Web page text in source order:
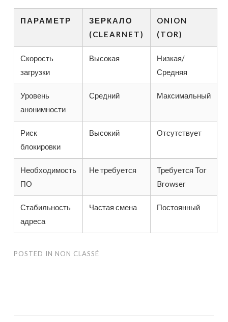
ПАРАМЕТР
ЗЕРКАЛО
(CLEARNET)
ONION
(TOR)
Скорость
загрузки
Высокая
Низкая/
Средняя
Уровень
анонимности
Средний Максимальный
Риск
блокировки
Высокий Отсутствует
Необходимость
ПО
Не требуется
Требуется Tor
Browser
Стабильность
адреса
Частая смена Постоянный
POSTED IN NON CLASSÉ